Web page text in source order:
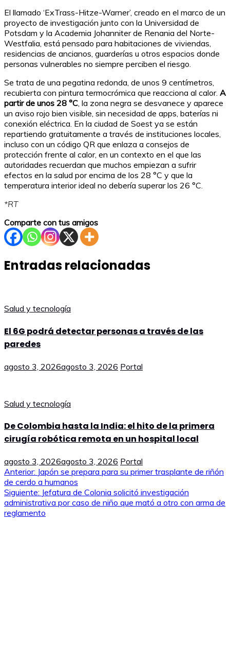
El llamado ‘ExTrass-Hitze-Warner’, creado en el marco de un
proyecto de investigación junto con la Universidad de
Potsdam y la Academia Johanniter de Renania del Norte-
Westfalia, está pensado para habitaciones de viviendas,
residencias de ancianos, guarderías u otros espacios donde
personas vulnerables no siempre perciben el riesgo.
Se trata de una pegatina redonda, de unos 9 centímetros,
recubierta con pintura termocrómica que reacciona al calor. A
partir de unos 28 °C, la zona negra se desvanece y aparece
un aviso rojo bien visible, sin necesidad de apps, baterías ni
conexión eléctrica. En la ciudad de Soest ya se están
repartiendo gratuitamente a través de instituciones locales,
incluso con un código QR que enlaza a consejos de
protección frente al calor, en un contexto en el que las
autoridades recuerdan que muchos empiezan a sufrir
efectos en la salud por encima de los 28 °C y que la
temperatura interior ideal no debería superar los 26 °C.
*RT
Comparte con tus amigos
Entradas relacionadas
Salud y tecnología
El 6G podrá detectar personas a través de las
paredes
agosto 3, 2026agosto 3, 2026 Portal
Salud y tecnología
De Colombia hasta la India: el hito de la primera
cirugía robótica remota en un hospital local
agosto 3, 2026agosto 3, 2026 Portal
Navegación
de
entradas
Anterior: Japón se prepara para su primer trasplante de riñón
de cerdo a humanos
Siguiente: Jefatura de Colonia solicitó investigación
administrativa por caso de niño que mató a otro con arma de
reglamento